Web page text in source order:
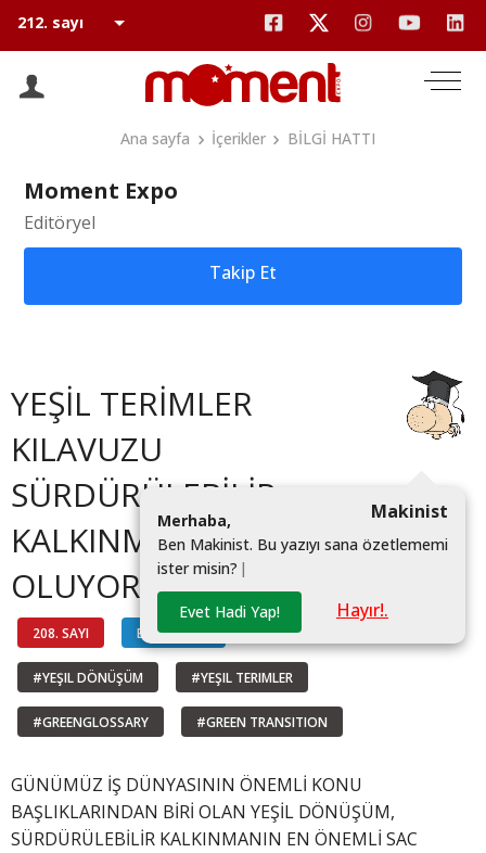
Ana sayfa İçerikler BİLGİ HATTI
Moment Expo
Editöryel
Takip Et
YEŞİL TERİMLER
KILAVUZU
SÜRDÜRÜLEBİLİR
KALKINMAYA REHBER
OLUYOR
208. SAYI BİLGİ HATTI
#YEŞIL DÖNÜŞÜM #YEŞIL TERIMLER
#GREENGLOSSARY #GREEN TRANSITION
Makinist
Merhaba,
Ben Makinist. Bu yazıyı sana özetlememi
ister misin? |
Evet Hadi Yap! Hayır!.
GÜNÜMÜZ İŞ DÜNYASININ ÖNEMLİ KONU
BAŞLIKLARINDAN BİRİ OLAN YEŞİL DÖNÜŞÜM,
SÜRDÜRÜLEBİLİR KALKINMANIN EN ÖNEMLİ SAC